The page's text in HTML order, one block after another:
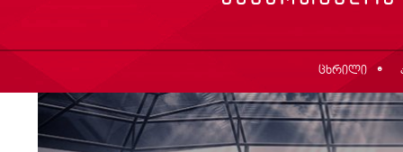
ცხრილი